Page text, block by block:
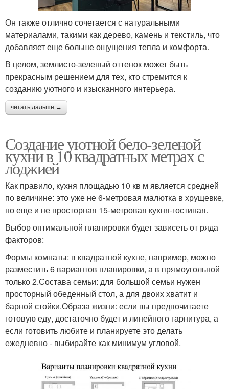
Он также отлично сочетается с натуральными
материалами, такими как дерево, камень и текстиль, что
добавляет еще больше ощущения тепла и комфорта.
В целом, землисто-зеленый оттенок может быть
прекрасным решением для тех, кто стремится к
созданию уютного и изысканного интерьера.
читать дальше →
Создание уютной бело-зеленой
кухни в 10 квадратных метрах с
лоджией
Как правило, кухня площадью 10 кв м является средней
по величине: это уже не 6-метровая малютка в хрущевке,
но еще и не просторная 15-метровая кухня-гостиная.
Выбор оптимальной планировки будет зависеть от ряда
факторов:
Формы комнаты: в квадратной кухне, например, можно
разместить 6 вариантов планировки, а в прямоугольной
только 2.Состава семьи: для большой семьи нужен
просторный обеденный стол, а для двоих хватит и
барной стойки.Образа жизни: если вы предпочитаете
готовую еду, достаточно будет и линейного гарнитура, а
если готовить любите и планируете это делать
ежедневно - выбирайте как минимум угловой.